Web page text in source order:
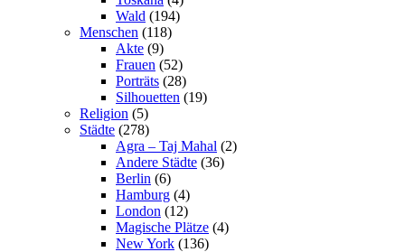
Wald (194)
Menschen (118)
Akte (9)
Frauen (52)
Porträts (28)
Silhouetten (19)
Religion (5)
Städte (278)
Agra – Taj Mahal (2)
Andere Städte (36)
Berlin (6)
Hamburg (4)
London (12)
Magische Plätze (4)
New York (136)